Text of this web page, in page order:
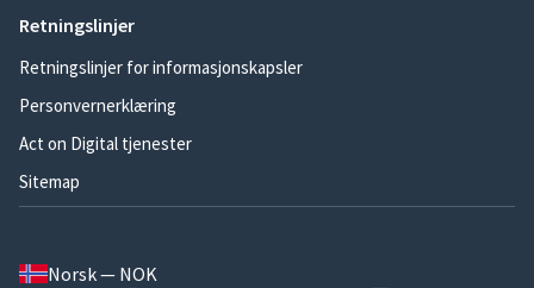
Retningslinjer
Retningslinjer for informasjonskapsler
Personvernerklæring
Act on Digital tjenester
Sitemap
Norsk — NOK